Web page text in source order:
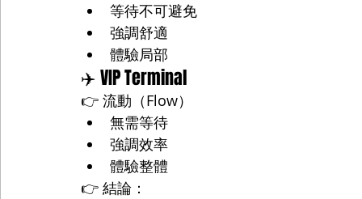
等待不可避免
強調舒適
體驗局部
✈️ VIP Terminal
👉 流動（Flow）
無需等待
強調效率
體驗整體
👉 結論：